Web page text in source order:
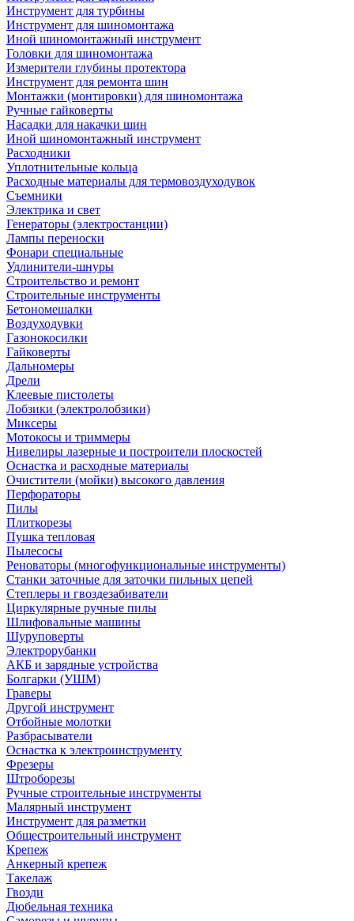
Инструмент для турбины
Инструмент для шиномонтажа
Иной шиномонтажный инструмент
Головки для шиномонтажа
Измерители глубины протектора
Инструмент для ремонта шин
Монтажки (монтировки) для шиномонтажа
Ручные гайковерты
Насадки для накачки шин
Иной шиномонтажный инструмент
Расходники
Уплотнительные кольца
Расходные материалы для термовоздуходувок
Съемники
Электрика и свет
Генераторы (электростанции)
Лампы переноски
Фонари специальные
Удлинители-шнуры
Строительство и ремонт
Строительные инструменты
Бетономешалки
Воздуходувки
Газонокосилки
Гайковерты
Дальномеры
Дрели
Клеевые пистолеты
Лобзики (электролобзики)
Миксеры
Мотокосы и триммеры
Нивелиры лазерные и построители плоскостей
Оснастка и расходные материалы
Очистители (мойки) высокого давления
Перфораторы
Пилы
Плиткорезы
Пушка тепловая
Пылесосы
Реноваторы (многофункциональные инструменты)
Станки заточные для заточки пильных цепей
Степлеры и гвоздезабиватели
Циркулярные ручные пилы
Шлифовальные машины
Шуруповерты
Электрорубанки
АКБ и зарядные устройства
Болгарки (УШМ)
Граверы
Другой инструмент
Отбойные молотки
Разбрасыватели
Оснастка к электроинструменту
Фрезеры
Штроборезы
Ручные строительные инструменты
Малярный инструмент
Инструмент для разметки
Общестроительный инструмент
Крепеж
Анкерный крепеж
Такелаж
Гвозди
Дюбельная техника